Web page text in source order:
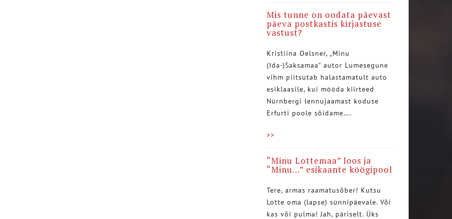
Mis tunne on oodata päevast
päeva postkastis kirjastuse
vastust?
Kristiina Oelsner, „Minu
(Ida-)Saksamaa“ autor Lumesegune
vihm piitsutab halastamatult auto
esiklaasile, kui mööda kiirteed
Nürnbergi lennujaamast koduse
Erfurti poole sõidame….
>>
“Minu Lottemaa” loos ja
“Minu…” esikaante köögipool
Tere, armas raamatusõber! Kutsu
Lotte oma (lapse) sünnipäevale. Või
kas või pulma! Jah, päriselt. Üks